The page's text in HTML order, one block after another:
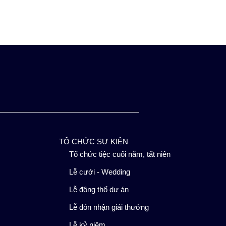
TỔ CHỨC SỰ KIỆN
Tổ chức tiệc cuối năm, tất niên
Lễ cưới - Wedding
Lễ động thổ dự án
Lễ đón nhận giải thưởng